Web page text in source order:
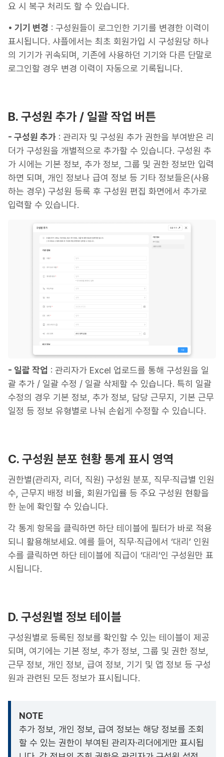
요 시 복구 처리도 할 수 있습니다.
• 기기 변경 : 구성원들이 로그인한 기기를 변경한 이력이
표시됩니다. 샤플에서는 최초 회원가입 시 구성원당 하나
의 기기가 귀속되며, 기존에 사용하던 기기와 다른 단말로
로그인할 경우 변경 이력이 자동으로 기록됩니다.
B. 구성원 추가 / 일괄 작업 버튼
- 구성원 추가 : 관리자 및 구성원 추가 권한을 부여받은 리
더가 구성원을 개별적으로 추가할 수 있습니다. 구성원 추
가 시에는 기본 정보, 추가 정보, 그룹 및 권한 정보만 입력
하면 되며, 개인 정보나 급여 정보 등 기타 정보들은(사용
하는 경우) 구성원 등록 후 구성원 편집 화면에서 추가로
입력할 수 있습니다.
- 일괄 작업 : 관리자가 Excel 업로드를 통해 구성원을 일
괄 추가 / 일괄 수정 / 일괄 삭제할 수 있습니다. 특히 일괄
수정의 경우 기본 정보, 추가 정보, 담당 근무지, 기본 근무
일정 등 정보 유형별로 나눠 손쉽게 수정할 수 있습니다.
C. 구성원 분포 현황 통계 표시 영역
권한별(관리자, 리더, 직원) 구성원 분포, 직무·직급별 인원
수, 근무지 배정 비율, 회원가입률 등 주요 구성원 현황을
한 눈에 확인할 수 있습니다.
각 통계 항목을 클릭하면 하단 테이블에 필터가 바로 적용
되니 활용해보세요. 예를 들어, 직무·직급에서 ‘대리’ 인원
수를 클릭하면 하단 테이블에 직급이 ‘대리’인 구성원만 표
시됩니다.
D. 구성원별 정보 테이블
구성원별로 등록된 정보를 확인할 수 있는 테이블이 제공
되며, 여기에는 기본 정보, 추가 정보, 그룹 및 권한 정보,
근무 정보, 개인 정보, 급여 정보, 기기 및 앱 정보 등 구성
원과 관련된 모든 정보가 표시됩니다.
NOTE
추가 정보, 개인 정보, 급여 정보는 해당 정보를 조회
할 수 있는 권한이 부여된 관리자·리더에게만 표시됩